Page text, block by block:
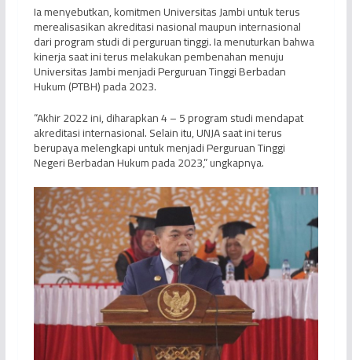
Ia menyebutkan, komitmen Universitas Jambi untuk terus
merealisasikan akreditasi nasional maupun internasional
dari program studi di perguruan tinggi. Ia menuturkan bahwa
kinerja saat ini terus melakukan pembenahan menuju
Universitas Jambi menjadi Perguruan Tinggi Berbadan
Hukum (PTBH) pada 2023.
“Akhir 2022 ini, diharapkan 4 – 5 program studi mendapat
akreditasi internasional. Selain itu, UNJA saat ini terus
berupaya melengkapi untuk menjadi Perguruan Tinggi
Negeri Berbadan Hukum pada 2023,” ungkapnya.